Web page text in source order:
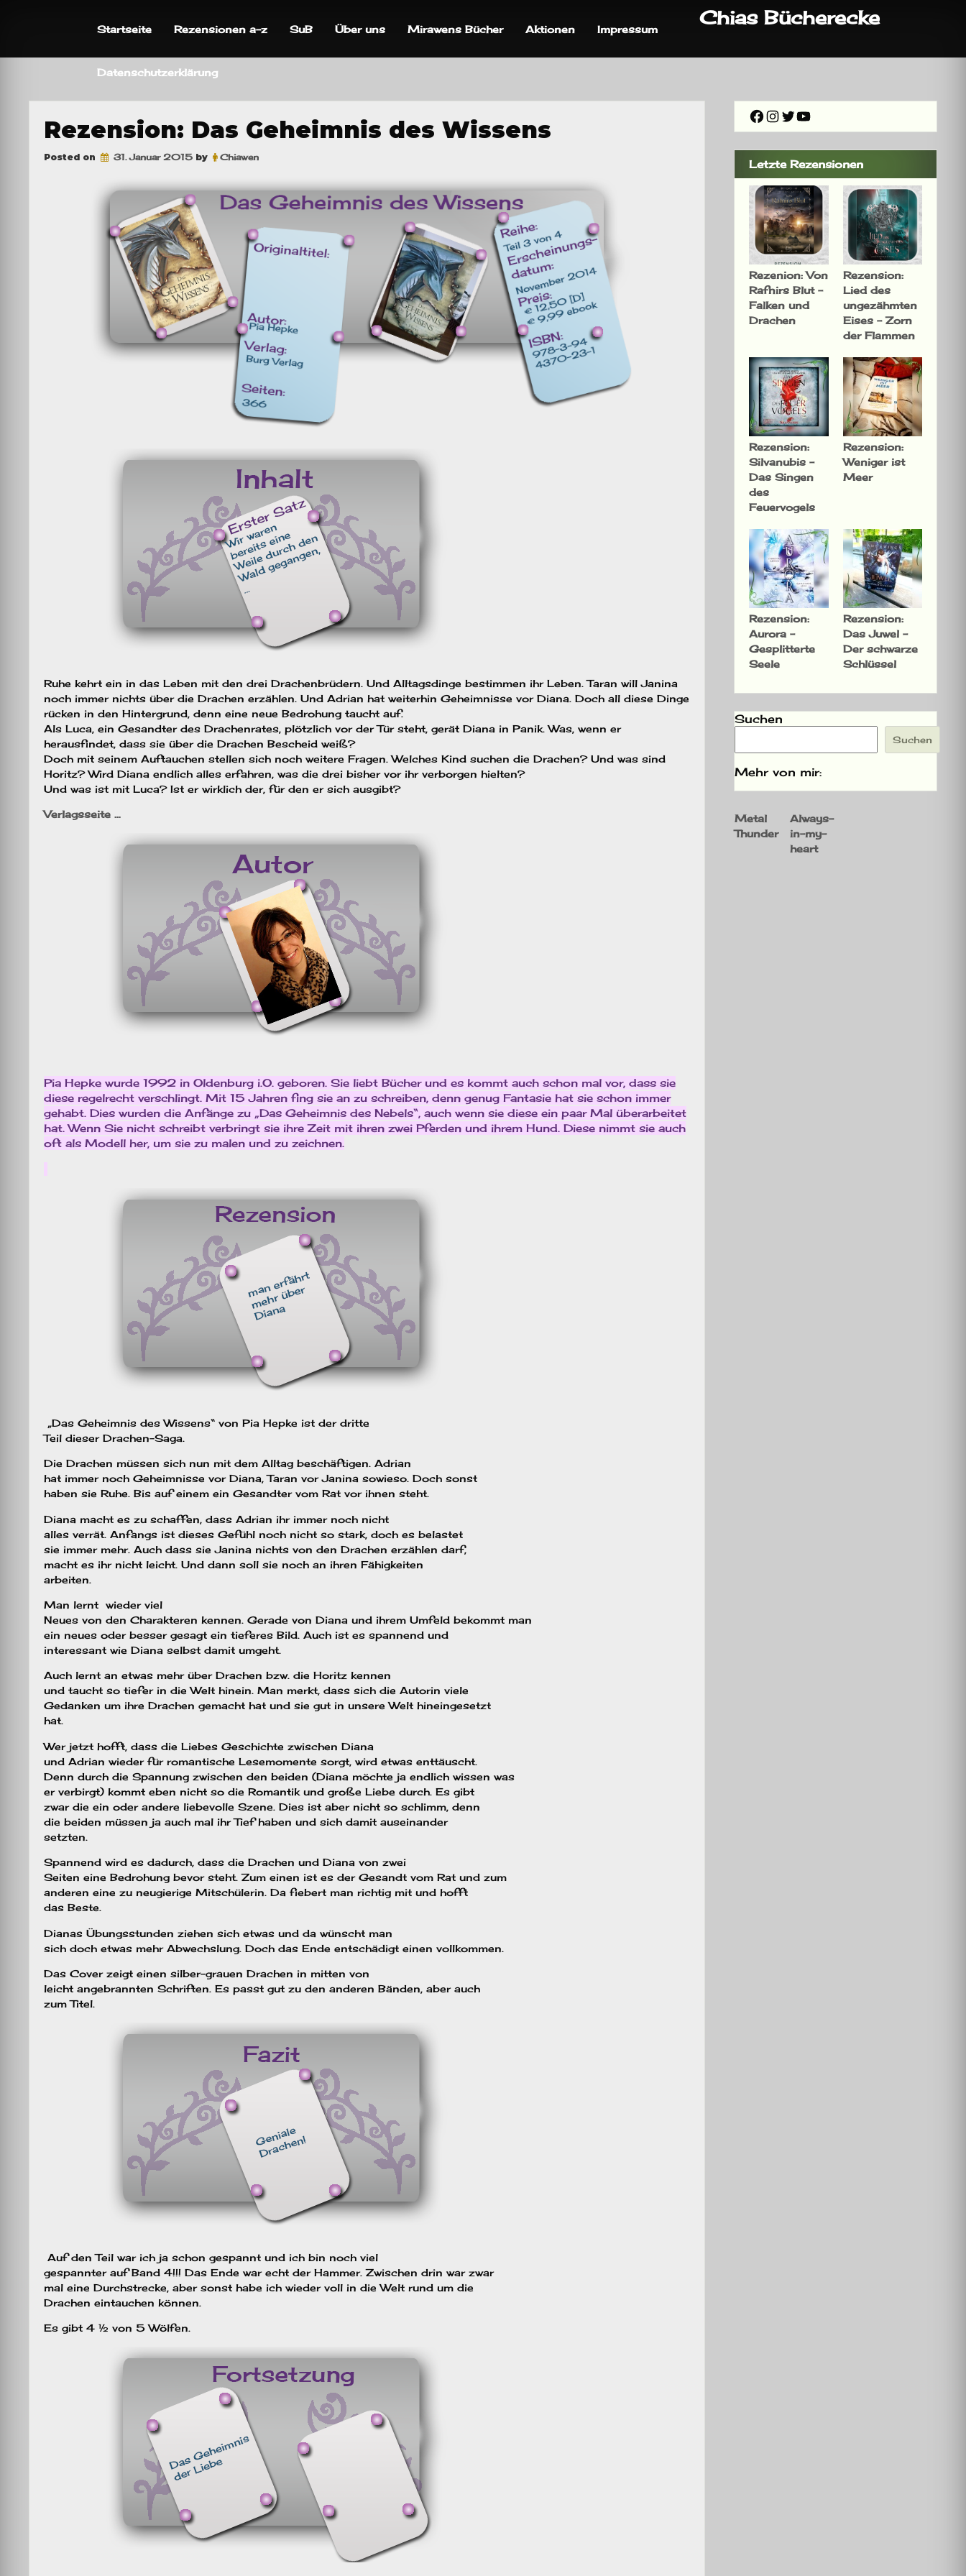
Chias Bücherecke
Startseite Rezensionen a-z SuB Über uns Mirawens Bücher Aktionen Impressum
Datenschutzerklärung
Rezension: Das Geheimnis des Wissens
Posted on 31. Januar 2015 by Chiawen
Ruhe kehrt ein in das Leben mit den drei Drachenbrüdern. Und Alltagsdinge bestimmen ihr Leben. Taran will Janina
noch immer nichts über die Drachen erzählen. Und Adrian hat weiterhin Geheimnisse vor Diana. Doch all diese Dinge
rücken in den Hintergrund, denn eine neue Bedrohung taucht auf.
Als Luca, ein Gesandter des Drachenrates, plötzlich vor der Tür steht, gerät Diana in Panik. Was, wenn er
herausfindet, dass sie über die Drachen Bescheid weiß?
Doch mit seinem Auftauchen stellen sich noch weitere Fragen. Welches Kind suchen die Drachen? Und was sind
Horitz? Wird Diana endlich alles erfahren, was die drei bisher vor ihr verborgen hielten?
Und was ist mit Luca? Ist er wirklich der, für den er sich ausgibt?
Verlagsseite …
Pia Hepke wurde 1992 in Oldenburg i.O. geboren. Sie liebt Bücher und es kommt auch schon mal vor, dass sie
diese regelrecht verschlingt. Mit 15 Jahren fing sie an zu schreiben, denn genug Fantasie hat sie schon immer
gehabt. Dies wurden die Anfänge zu „Das Geheimnis des Nebels“, auch wenn sie diese ein paar Mal überarbeitet
hat. Wenn Sie nicht schreibt verbringt sie ihre Zeit mit ihren zwei Pferden und ihrem Hund. Diese nimmt sie auch
oft als Modell her, um sie zu malen und zu zeichnen.
„Das Geheimnis des Wissens“ von Pia Hepke ist der dritte
Teil dieser Drachen-Saga.
Die Drachen müssen sich nun mit dem Alltag beschäftigen. Adrian
hat immer noch Geheimnisse vor Diana, Taran vor Janina sowieso. Doch sonst
haben sie Ruhe. Bis auf einem ein Gesandter vom Rat vor ihnen steht.
Diana macht es zu schaffen, dass Adrian ihr immer noch nicht
alles verrät. Anfangs ist dieses Gefühl noch nicht so stark, doch es belastet
sie immer mehr. Auch dass sie Janina nichts von den Drachen erzählen darf,
macht es ihr nicht leicht. Und dann soll sie noch an ihren Fähigkeiten
arbeiten.
Man lernt wieder viel
Neues von den Charakteren kennen. Gerade von Diana und ihrem Umfeld bekommt man
ein neues oder besser gesagt ein tieferes Bild. Auch ist es spannend und
interessant wie Diana selbst damit umgeht.
Auch lernt an etwas mehr über Drachen bzw. die Horitz kennen
und taucht so tiefer in die Welt hinein. Man merkt, dass sich die Autorin viele
Gedanken um ihre Drachen gemacht hat und sie gut in unsere Welt hineingesetzt
hat.
Wer jetzt hofft, dass die Liebes Geschichte zwischen Diana
und Adrian wieder für romantische Lesemomente sorgt, wird etwas enttäuscht.
Denn durch die Spannung zwischen den beiden (Diana möchte ja endlich wissen was
er verbirgt) kommt eben nicht so die Romantik und große Liebe durch. Es gibt
zwar die ein oder andere liebevolle Szene. Dies ist aber nicht so schlimm, denn
die beiden müssen ja auch mal ihr Tief haben und sich damit auseinander
setzten.
Spannend wird es dadurch, dass die Drachen und Diana von zwei
Seiten eine Bedrohung bevor steht. Zum einen ist es der Gesandt vom Rat und zum
anderen eine zu neugierige Mitschülerin. Da fiebert man richtig mit und hofft
das Beste.
Dianas Übungsstunden ziehen sich etwas und da wünscht man
sich doch etwas mehr Abwechslung. Doch das Ende entschädigt einen vollkommen.
Das Cover zeigt einen silber-grauen Drachen in mitten von
leicht angebrannten Schriften. Es passt gut zu den anderen Bänden, aber auch
zum Titel.
Auf den Teil war ich ja schon gespannt und ich bin noch viel
gespannter auf Band 4!!! Das Ende war echt der Hammer. Zwischen drin war zwar
mal eine Durchstrecke, aber sonst habe ich wieder voll in die Welt rund um die
Drachen eintauchen können.
Es gibt 4 ½ von 5 Wölfen.
Facebook
Instagram
Twitter
YouTube
Letzte Rezensionen
Rezenion: Von
Rafnirs Blut –
Falken und
Drachen
Rezension:
Lied des
ungezähmten
Eises – Zorn
der Flammen
Rezension:
Silvanubis –
Das Singen
des
Feuervogels
Rezension:
Weniger ist
Meer
Rezension:
Aurora –
Gesplitterte
Seele
Rezension:
Das Juwel –
Der schwarze
Schlüssel
Suchen
Suchen
Mehr von mir:
Metal
Thunder
Always-
in-my-
heart